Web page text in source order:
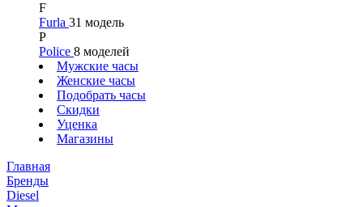
F
Furla 31 модель
P
Police 8 моделей
Мужские часы
Женские часы
Подобрать часы
Скидки
Уценка
Магазины
Главная
Бренды
Diesel